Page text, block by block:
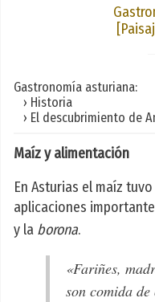
Gastronomía asturiana:
› Historia
› El descubrimiento de
Maíz y alimentación
En Asturias el maíz
aplicaciones
y la borona.
«Fariñes,
son comida